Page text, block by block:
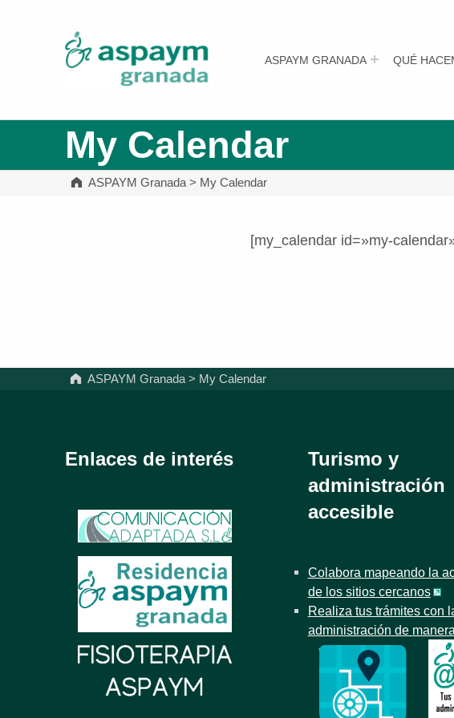
ASPAYM GRANADA QUÉ
My Calendar
ASPAYM Granada > My Calendar
[my_calendar id=»my-
Volver a la navegación principal
ASPAYM Granada> My Calendar
Enlaces de interés
Turismo y
administración
accesible
Colabora mapeando la
de los sitios cercanos
Realiza tus trámites con
administración de